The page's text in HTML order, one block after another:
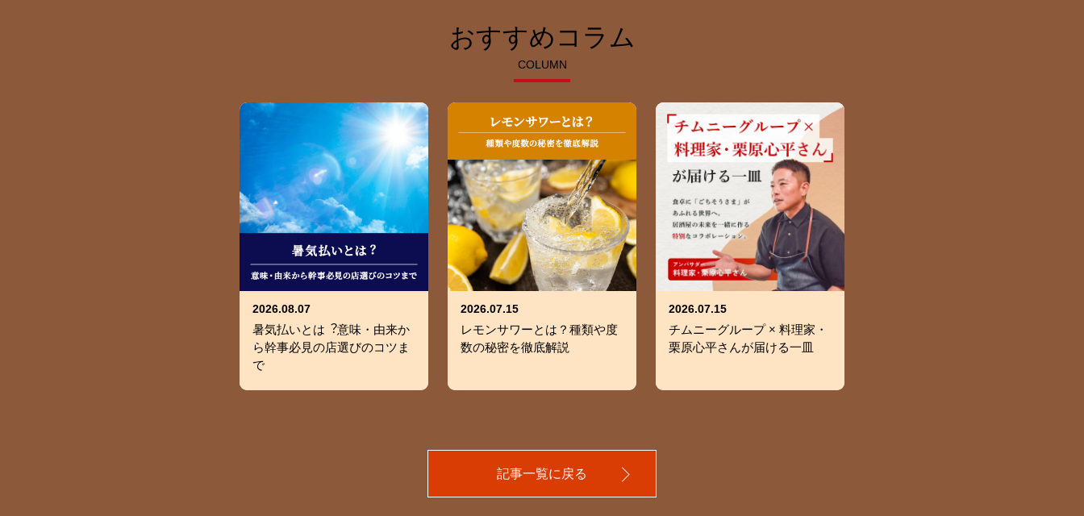
おすすめコラム
COLUMN
2026.08.07
暑気払いとは︖意味・由来か
ら幹事必⾒の店選びのコツま
で
2026.07.15
レモンサワーとは？種類や度
数の秘密を徹底解説
2026.07.15
チムニーグループ × 料理家・
栗原心平さんが届ける一皿
記事一覧に戻る